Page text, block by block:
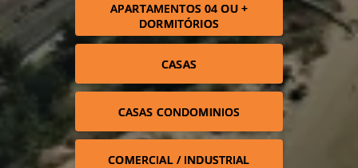
APARTAMENTOS 04 OU +
DORMITÓRIOS
CASAS
CASAS CONDOMINIOS
COMERCIAL / INDUSTRIAL